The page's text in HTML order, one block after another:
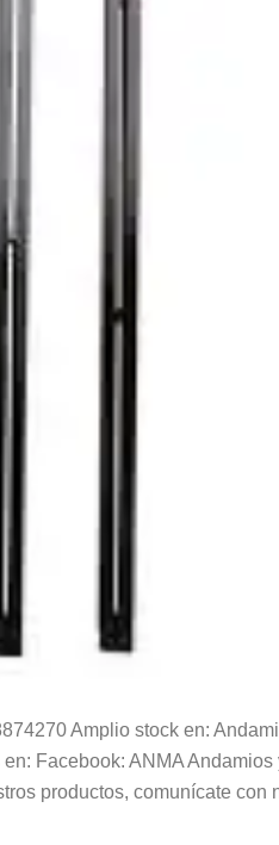
Amplio stock en:
Facebook: ANMA Andamios
productos, comunícate con